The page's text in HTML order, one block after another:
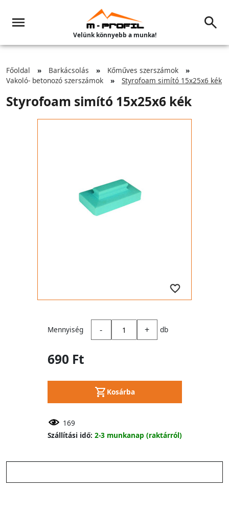
Velünk könnyebb a munka!
Főoldal Barkácsolás
Kőműves szerszámok
Vakoló- betonozó szerszámok
Styrofoam simító 15x25x6 kék
Styrofoam simító 15x25x6 kék
Mennyiség - + db
690 Ft
Kosárba
169
Szállítási idő: 2-3 munkanap (raktárról)